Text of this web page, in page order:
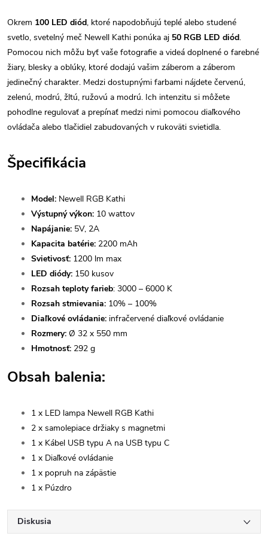
Okrem 100 LED diód, ktoré napodobňujú teplé alebo studené
svetlo, svetelný meč Newell Kathi ponúka aj 50 RGB LED diód.
Pomocou nich môžu byť vaše fotografie a videá doplnené o farebné
žiary, blesky a oblúky, ktoré dodajú vašim záberom a záberom
jedinečný charakter. Medzi dostupnými farbami nájdete červenú,
zelenú, modrú, žltú, ružovú a modrú. Ich intenzitu si môžete
pohodlne regulovať a prepínať medzi nimi pomocou diaľkového
ovládača alebo tlačidiel zabudovaných v rukoväti svietidla.
Špecifikácia
Model: Newell RGB Kathi
Výstupný výkon: 10 wattov
Napájanie: 5V, 2A
Kapacita batérie: 2200 mAh
Svietivosť: 1200 lm max
LED diódy: 150 kusov
Rozsah teploty farieb: 3000 – 6000 K
Rozsah stmievania: 10% – 100%
Diaľkové ovládanie: infračervené diaľkové ovládanie
Rozmery: Ø 32 x 550 mm
Hmotnosť: 292 g
Obsah balenia:
1 x LED lampa Newell RGB Kathi
2 x samolepiace držiaky s magnetmi
1 x Kábel USB typu A na USB typu C
1 x Diaľkové ovládanie
1 x popruh na zápästie
1 x Púzdro
Diskusia